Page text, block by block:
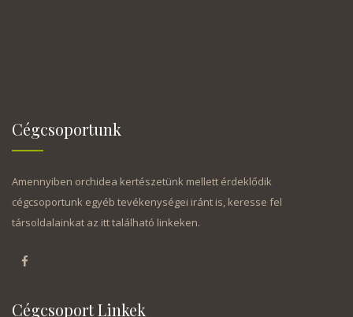
Cégcsoportunk
Amennyiben orchidea kertészetünk mellett érdeklődik
cégcsoportunk egyéb tevékenységei iránt is, keresse fel
társoldalainkat az itt található linkeken.
Cégcsoport Linkek